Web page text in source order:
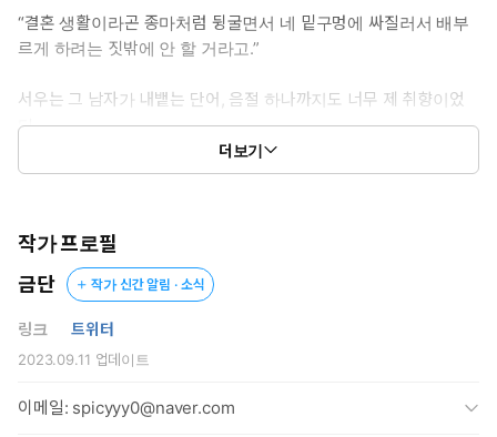
“결혼 생활이라곤 종마처럼 뒹굴면서 네 밑구멍에 싸질러서 배부
르게 하려는 짓밖에 안 할 거라고.”
서우는 그 남자가 내뱉는 단어, 음절 하나까지도 너무 제 취향이었
다.
나 생각보다 착하게 살았던 걸까. 아니면 혹시 전생에 나라를 구한
게 아닐까.
* * *
WM그룹의 손자, WM건설 김 이사로 통칭되는 김언혁.
감정과 발정 따위는 통제할 수 없으니, 누구에게도 곁도 주지 않고
더보기
작가 프로필
금단
작가 신간 알림 · 소식
링크 트위터
2023.09.11 업데이트
이메일: spicyyy0@naver.com